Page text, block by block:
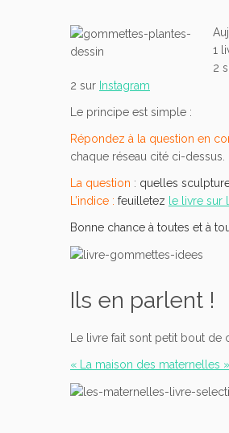
1
2
2 sur Instagram
Le principe est simple :
Répondez à la question en
chaque réseau cité ci-dessus.
La question : quelles
L’indice : feuilletez le livre sur
Bonne chance à toutes et à
Ils en parlent !
Le livre fait sont petit bout
« La maison des maternelles